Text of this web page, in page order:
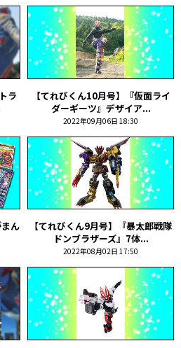
ラ
【てれびくん10月号】『仮面ライ
ダーギーツ』デザイア...
2022年09月06日 18:30
ん
【てれびくん9月号】『暴太郎戦隊
ドンブラザーズ』7体...
2022年08月02日 17:50